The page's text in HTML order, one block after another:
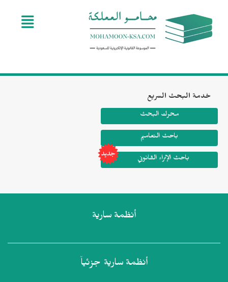
Toggle navigation
البحث السريع
محرك البحث
باحث التعاميم
باحث الإثراء القانوني
سارية
سارية جزئياً